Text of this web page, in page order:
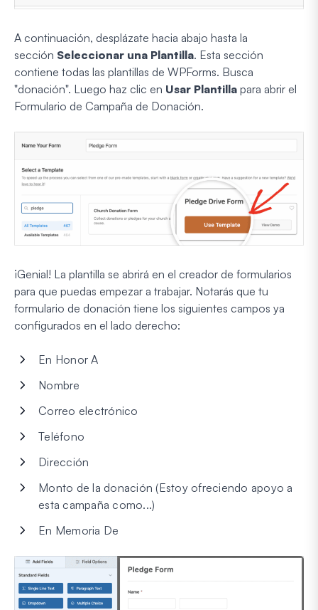
A continuación, desplázate hacia abajo hasta la
sección Seleccionar una Plantilla. Esta sección
contiene todas las plantillas de WPForms. Busca
"donación". Luego haz clic en Usar Plantilla para abrir el
Formulario de Campaña de Donación.
¡Genial! La plantilla se abrirá en el creador de formularios
para que puedas empezar a trabajar. Notarás que tu
formulario de donación tiene los siguientes campos ya
configurados en el lado derecho:
En Honor A
Nombre
Correo electrónico
Teléfono
Dirección
Monto de la donación (Estoy ofreciendo apoyo a
esta campaña como...)
En Memoria De